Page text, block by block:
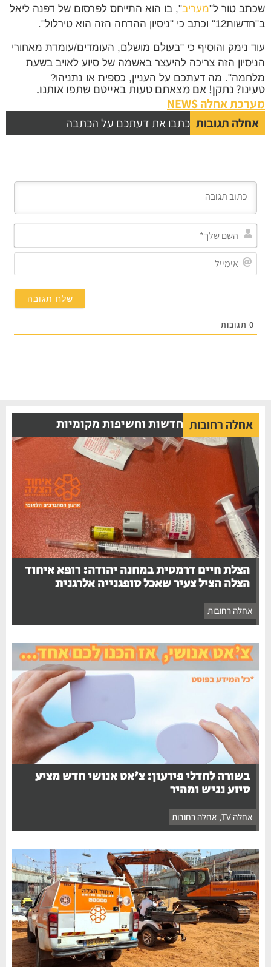
שכתב טור ל"מעריב", בו הוא התייחס לפרסום של דפנה ליאל
ב"חדשות12" וכתב כי "ניסיון ההדחה הזה הוא טירלול".
עוד נימק והוסיף כי "בעולם מושלם, העומדים/עומדת מאחורי
הניסיון הזה צריכה להיעצר באשמה של סיוע לאויב בשעת
מלחמה". מה דעתכם על העניין, כספית או נתניהו?
טעינו? נתקן! אם מצאתם טעות באייטם שתפו אותנו.
מערכת אחלה NEWS
אחלה תגובות כתבו את דעתכם על הכתבה
0תגובות
אחלה רחובות חדשות וחשיפות מקומיות
הצלת חיים דרמטית במחנה יהודה: רופא איחוד
הצלה הציל צעיר שאכל סופגנייה אלרגנית
אחלה רחובות
בשורה לחדלי פירעון: צ'אט אנושי חדש מציע
סיוע נגיש ומהיר
אחלה TV , אחלה רחובות